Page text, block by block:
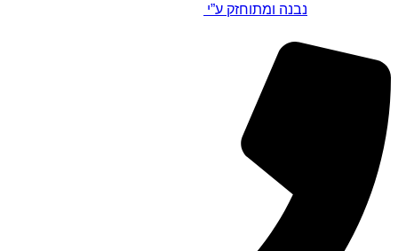
נבנה ומתוחזק ע”י